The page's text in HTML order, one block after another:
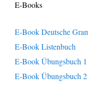
E-Books
E-Book Deutsche
E-Book Listenbuch
E-Book Übungsbuch 1
E-Book Übungsbuch 2